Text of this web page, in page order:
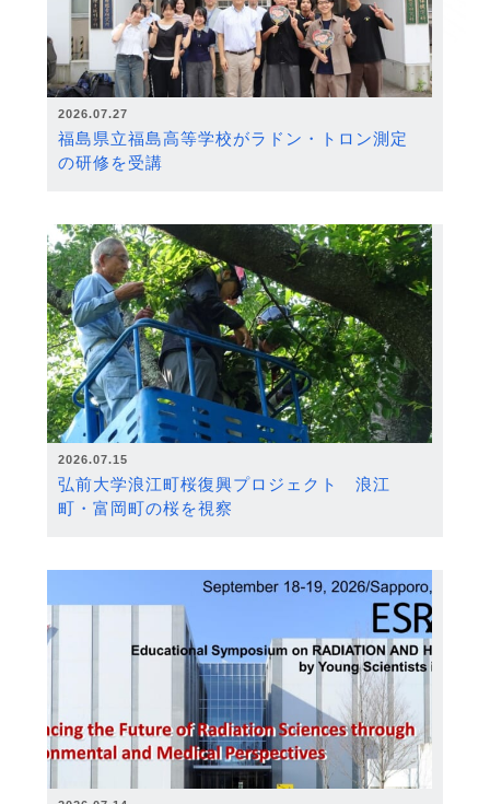
2026.07.27
福島県立福島高等学校がラドン・トロン測定
の研修を受講
2026.07.15
弘前大学浪江町桜復興プロジェクト 浪江
町・富岡町の桜を視察